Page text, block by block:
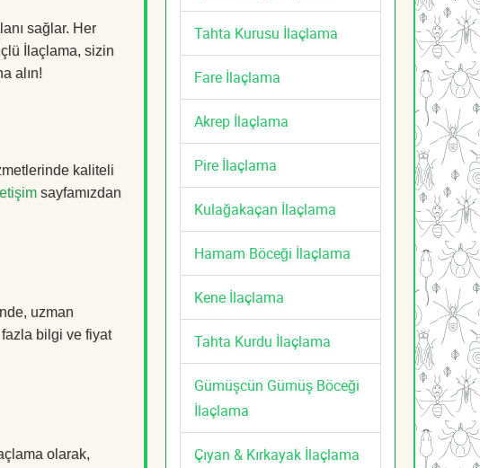
sağlar. Her
İlaçlama, sizin
alın!
kaliteli
sayfamızdan
uzman
bilgi ve fiyat
olarak,
Tahta Kurusu İlaçlama
Fare İlaçlama
Akrep İlaçlama
Pire İlaçlama
Kulağakaçan İlaçlama
Hamam Böceği İlaçlama
Kene İlaçlama
Tahta Kurdu İlaçlama
Gümüşcün Gümüş Böceği
İlaçlama
Çıyan & Kırkayak İlaçlama